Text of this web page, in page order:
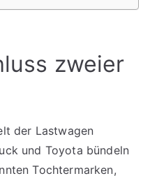
zweier
der Lastwagen
und Toyota bündeln
Tochtermarken,